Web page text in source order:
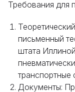
Требования для
письменный
штата
транспортные
Документы:
Оставьте
обучения и
после